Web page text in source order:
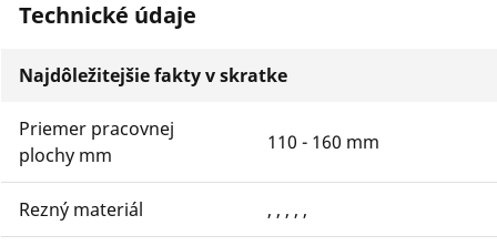
Technické údaje
Najdôležitejšie fakty v skratke
Priemer pracovnej
plochy mm
110 - 160 mm
Rezný materiál , , , , ,